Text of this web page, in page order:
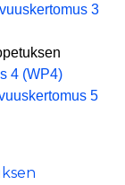
3
4 (WP4)
5